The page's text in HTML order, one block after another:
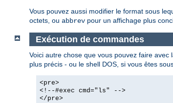
Vous pouvez aussi modifier le format sous
octets, ou abbrev pour un affichage plus
Exécution de commandes
Voici autre chose que vous pouvez faire avec
plus précis - ou le shell DOS, si vous êtes
<pre>
<!--#exec cmd="ls" -->
</pre>